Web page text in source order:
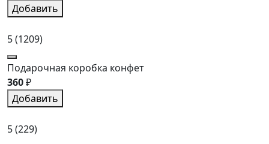
Добавить
5(1209)
Подарочная коробка конфет
360₽
Добавить
5(229)